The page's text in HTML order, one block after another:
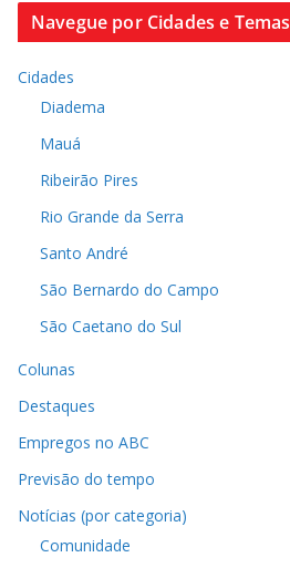
Navegue por Cidades e Temas
Cidades
Diadema
Mauá
Ribeirão Pires
Rio Grande da Serra
Santo André
São Bernardo do Campo
São Caetano do Sul
Colunas
Destaques
Empregos no ABC
Previsão do tempo
Notícias (por categoria)
Comunidade